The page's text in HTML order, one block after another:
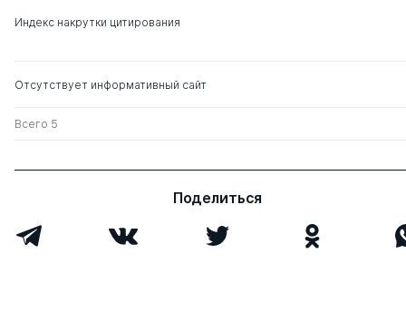
Индекс накрутки цитирования
Отсутствует информативный сайт
Всего 5
Поделиться